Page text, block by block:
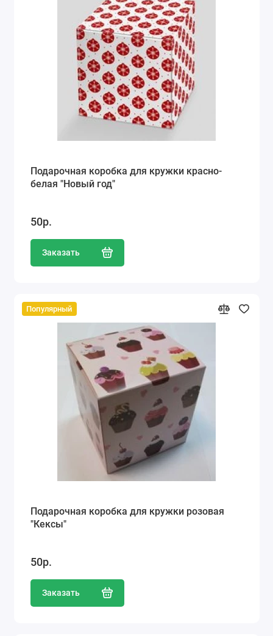
Подарочная коробка для кружки красно-
белая "Новый год"
50р.
Заказать
Популярный
Подарочная коробка для кружки розовая
"Кексы"
50р.
Заказать